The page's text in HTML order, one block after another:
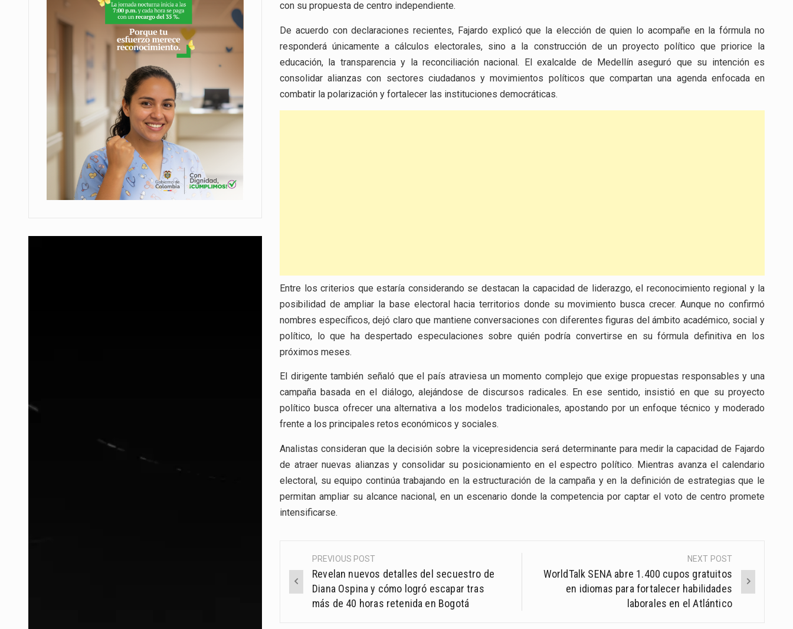
con su propuesta de centro independiente.
De acuerdo con declaraciones recientes, Fajardo explicó que la elección de quien lo acompañe en la fórmula no
responderá únicamente a cálculos electorales, sino a la construcción de un proyecto político que priorice la
educación, la transparencia y la reconciliación nacional. El exalcalde de Medellín aseguró que su intención es
consolidar alianzas con sectores ciudadanos y movimientos políticos que compartan una agenda enfocada en
combatir la polarización y fortalecer las instituciones democráticas.
Entre los criterios que estaría considerando se destacan la capacidad de liderazgo, el reconocimiento regional y la
posibilidad de ampliar la base electoral hacia territorios donde su movimiento busca crecer. Aunque no confirmó
nombres específicos, dejó claro que mantiene conversaciones con diferentes figuras del ámbito académico, social y
político, lo que ha despertado especulaciones sobre quién podría convertirse en su fórmula definitiva en los
próximos meses.
El dirigente también señaló que el país atraviesa un momento complejo que exige propuestas responsables y una
campaña basada en el diálogo, alejándose de discursos radicales. En ese sentido, insistió en que su proyecto
político busca ofrecer una alternativa a los modelos tradicionales, apostando por un enfoque técnico y moderado
frente a los principales retos económicos y sociales.
Analistas consideran que la decisión sobre la vicepresidencia será determinante para medir la capacidad de Fajardo
de atraer nuevas alianzas y consolidar su posicionamiento en el espectro político. Mientras avanza el calendario
electoral, su equipo continúa trabajando en la estructuración de la campaña y en la definición de estrategias que le
permitan ampliar su alcance nacional, en un escenario donde la competencia por captar el voto de centro promete
intensificarse.
Post
navigation
PREVIOUS POST
Revelan nuevos detalles del secuestro de
Diana Ospina y cómo logró escapar tras
más de 40 horas retenida en Bogotá
NEXT POST
WorldTalk SENA abre 1.400 cupos gratuitos
en idiomas para fortalecer habilidades
laborales en el Atlántico